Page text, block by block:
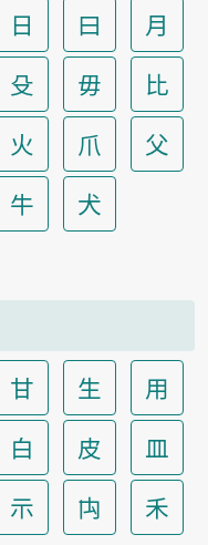
日 曰
月
殳 毋
比
火 爪
父
牛 犬
甘 生
用
白 皮
皿
示 禸
禾